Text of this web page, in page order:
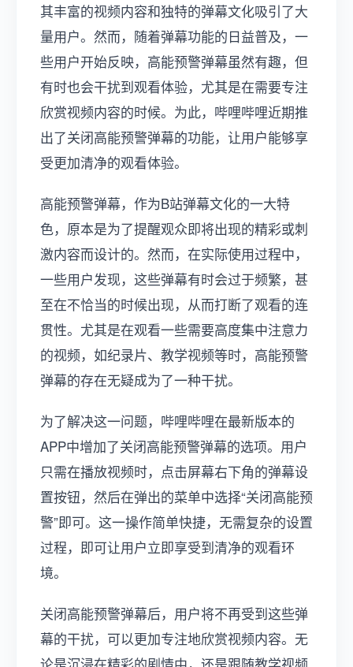
其丰富的视频内容和独特的弹幕文化吸引了大
量用户。然而，随着弹幕功能的日益普及，一
些用户开始反映，高能预警弹幕虽然有趣，但
有时也会干扰到观看体验，尤其是在需要专注
欣赏视频内容的时候。为此，哔哩哔哩近期推
出了关闭高能预警弹幕的功能，让用户能够享
受更加清净的观看体验。
高能预警弹幕，作为B站弹幕文化的一大特
色，原本是为了提醒观众即将出现的精彩或刺
激内容而设计的。然而，在实际使用过程中，
一些用户发现，这些弹幕有时会过于频繁，甚
至在不恰当的时候出现，从而打断了观看的连
贯性。尤其是在观看一些需要高度集中注意力
的视频，如纪录片、教学视频等时，高能预警
弹幕的存在无疑成为了一种干扰。
为了解决这一问题，哔哩哔哩在最新版本的
APP中增加了关闭高能预警弹幕的选项。用户
只需在播放视频时，点击屏幕右下角的弹幕设
置按钮，然后在弹出的菜单中选择“关闭高能预
警”即可。这一操作简单快捷，无需复杂的设置
过程，即可让用户立即享受到清净的观看环
境。
关闭高能预警弹幕后，用户将不再受到这些弹
幕的干扰，可以更加专注地欣赏视频内容。无